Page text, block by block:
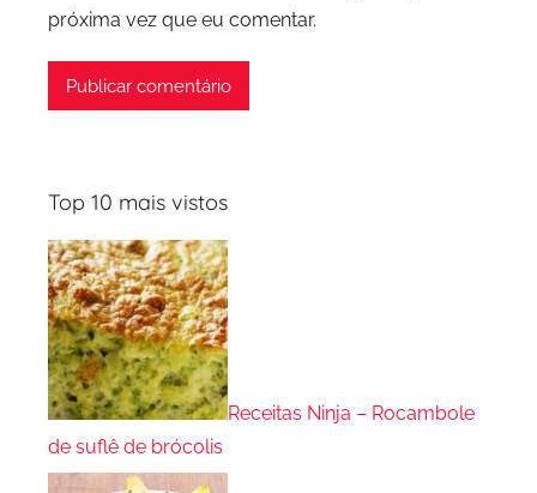
próxima vez que eu comentar.
Top 10 mais vistos
Receitas Ninja – Rocambole
de suflê de brócolis